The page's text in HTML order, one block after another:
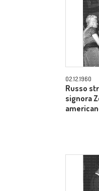
02.12.1960
Russo
signora